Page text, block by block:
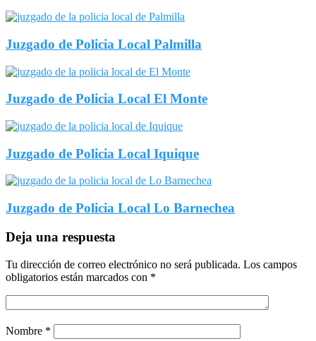
Juzgado de Policia Local Palmilla
Juzgado de Policia Local El Monte
Juzgado de Policia Local Iquique
Juzgado de Policia Local Lo Barnechea
Deja una respuesta
Tu dirección de correo electrónico no será publicada. Los campos
obligatorios están marcados con *
Nombre *